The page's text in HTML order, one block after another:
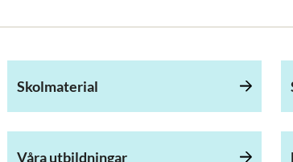
Skolmaterial
Våra utbildningar